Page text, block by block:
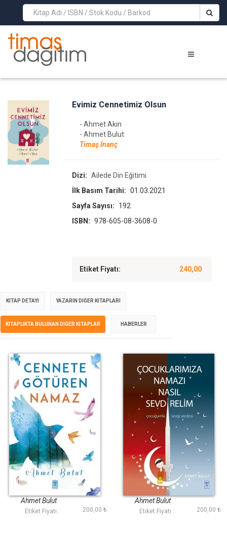
>
Evimiz Cennetimiz Olsun
- Ahmet Akın
- Ahmet Bulut
Timaş İnanç
Dizi: Ailede Din Eğitimi
İlk Basım Tarihi: 01.03.2021
Sayfa Sayısı:
192
ISBN: 978-605-08-3608-0
Etiket Fiyatı: 240,00
KITAP DETAYI YAZARIN DIĞER KITAPLARI
KITAPLIKTA BULUNAN DIĞER KITAPLAR HABERLER
Cennete Götüren
Ahmet Bulut
Etiket Fiyatı : 200,00 ₺
Çocuklarımıza
Namazı Nasıl
Sevdirelim
Ahmet Bulut
Etiket Fiyatı : 200,00 ₺